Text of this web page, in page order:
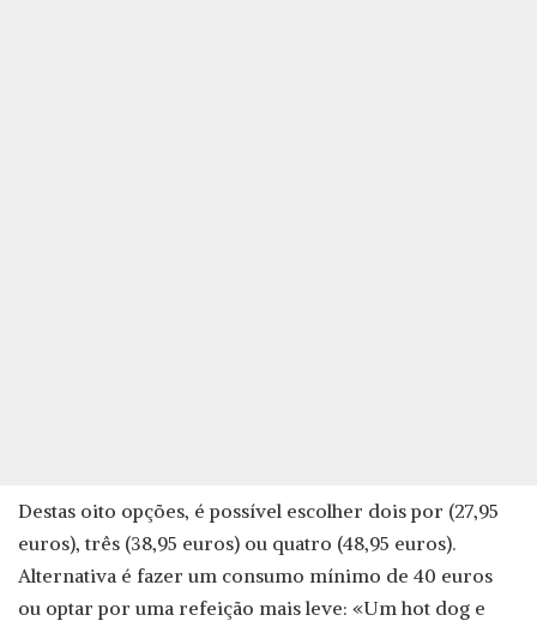
Destas oito opções, é possível escolher dois por (27,95
euros), três (38,95 euros) ou quatro (48,95 euros).
Alternativa é fazer um consumo mínimo de 40 euros
ou optar por uma refeição mais leve: «Um hot dog e